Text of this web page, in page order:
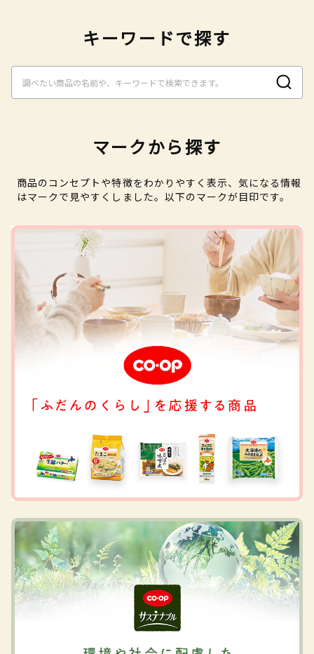
キーワードで探す
マークから探す
商品のコンセプトや特徴をわかりやすく表示、気になる情報
はマークで見やすくしました。以下のマークが目印です。